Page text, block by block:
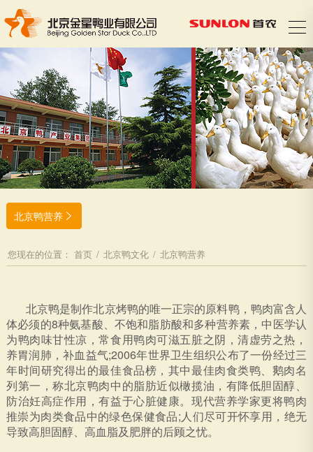
北京鸭营养
您现在的位置： 首页 / 北京鸭文化 / 北京鸭营养
北京鸭是制作北京烤鸭的唯一正宗的原料鸭，鸭肉富含人
体必须的8种氨基酸、不饱和脂肪酸和多种营养素，中医学认
为鸭肉味甘性凉，常食用鸭肉可滋五脏之阴，清虚劳之热，
养胃润肺，补血益气;2006年世界卫生组织公布了一份经过三
年时间研究得出的最佳食品榜，其中最佳肉食类鸭、鹅肉名
列第一，称北京鸭肉中的脂肪近似橄揽油，有降低胆固醇、
防治妊高症作用，有益于心脏健康。现代营养学家更将鸭肉
推崇为肉类食品中的绿色保健食品;人们尽可开怀享用，绝无
导致高胆固醇、高血脂及肥胖的后顾之忧。